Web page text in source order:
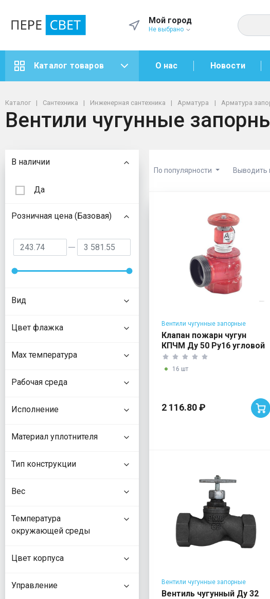
Мой город
Не выбрано
Каталог товаров О нас Новости
Каталог Сантехника Инженерная сантехника Арматура Арматура
Вентили чугунные
По популярности Выводить
Вентили чугунные запорные
Клапан пожарн чугун
КПЧМ Ду 50 Ру16 угловой
16 шт
2 116.80 ₽
Вентили чугунные запорные
Вентиль чугунный Ду 32
Подбор параметров
В наличии
Да
Розничная цена (Базовая)
Вид
Цвет флажка
Max температура
Рабочая среда
Исполнение
Материал уплотнителя
Тип конструкции
Вес
Температура
окружающей среды
Цвет корпуса
Управление